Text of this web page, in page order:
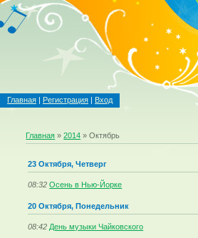
Главная | Регистрация | Вход
Главная »2014 » Октябрь
23 Октября, Четверг
08:32 Осень в Нью-Йорке
20 Октября, Понедельник
08:42 День музыки Чайковского